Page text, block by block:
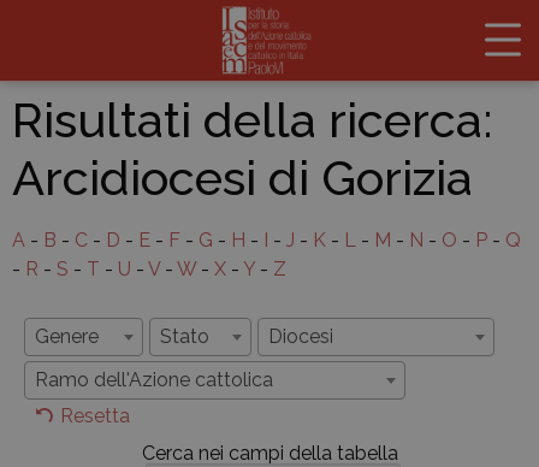
Risultati della ricerca:
Arcidiocesi di Gorizia
A - B - C - D - E - F - G - H - - J - K - L - M - N - O - P - Q
- R - S - T - U - V - W - X - Y - Z
Genere Stato
Diocesi
Ramo dell'Azione cattolica
Resetta
Cerca nei campi della tabella